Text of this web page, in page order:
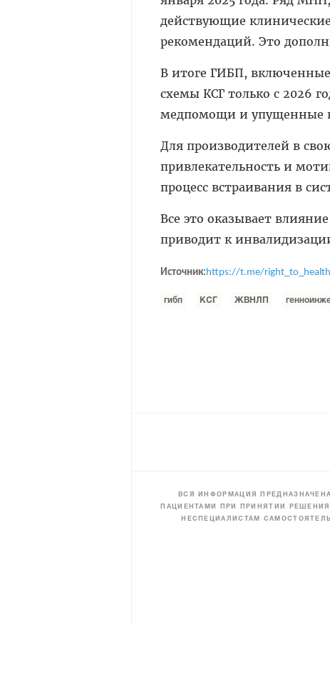
действующие
рекомендаций. Это
В итоге ГИБП,
схемы КСГ только с 2026
медпомощи и упущенные
Для производителей в
привлекательность и
процесс встраивания в
Все это оказывает
приводит к
Источник: https://t.me/right_to_health
гибп КСГ ЖВНЛП
ВСЯ ИНФОРМАЦИЯ
ПАЦИЕНТАМИ ПРИ ПРИНЯТИИ
НЕСПЕЦИАЛИСТАМ